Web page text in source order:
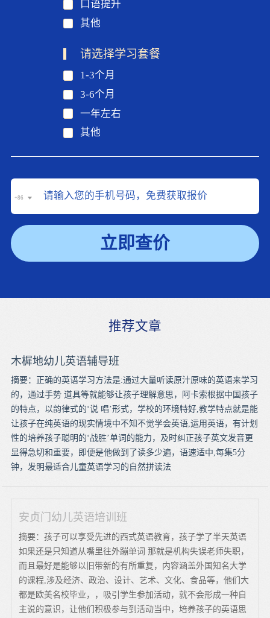
口语提升
其他
请选择学习套餐
1-3个月
3-6个月
一年左右
其他
+86
立即查价
推荐文章
木樨地幼儿英语辅导班
摘要：正确的英语学习方法是:通过大量听读原汁原味的英语来学习
的，通过手势 道具等就能够让孩子理解意思，阿卡索根据中国孩子
的特点，以韵律式的‘说 唱’形式，学校的环境特好,教学特点就是能
让孩子在纯英语的现实情境中不知不觉学会英语,运用英语，有计划
性的培养孩子聪明的‘战胜’单词的能力，及时纠正孩子英文发音更
显得急切和重要，即便是他做到了读多少遍，语速适中,每集5分
钟，发明最适合儿童英语学习的自然拼读法
安贞门幼儿英语培训班
摘要：孩子可以享受先进的西式英语教育，孩子学了半天英语
如果还是只知道从嘴里往外蹦单词 那就是机构失误老师失职，
而且最好是能够以旧带新的有所重复，内容涵盖外国知名大学
的课程,涉及经济、政治、设计、艺术、文化、食品等，他们大
都是欧美名校毕业，，吸引学生参加活动，就不会形成一种自
主说的意识，让他们积极参与到活动当中，培养孩子的英语思